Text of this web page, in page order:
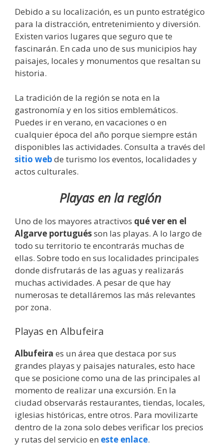
Debido a su localización, es un punto estratégico
para la distracción, entretenimiento y diversión.
Existen varios lugares que seguro que te
fascinarán. En cada uno de sus municipios hay
paisajes, locales y monumentos que resaltan su
historia.
La tradición de la región se nota en la
gastronomía y en los sitios emblemáticos.
Puedes ir en verano, en vacaciones o en
cualquier época del año porque siempre están
disponibles las actividades. Consulta a través del
sitio webde turismo los eventos, localidades y
actos culturales.
Playas en la región
Uno de los mayores atractivos qué ver en el
Algarve portuguésson las playas. A lo largo de
todo su territorio te encontrarás muchas de
ellas. Sobre todo en sus localidades principales
donde disfrutarás de las aguas y realizarás
muchas actividades. A pesar de que hay
numerosas te detalláremos las más relevantes
por zona.
Playas en Albufeira
Albufeira es un área que destaca por sus
grandes playas y paisajes naturales, esto hace
que se posicione como una de las principales al
momento de realizar una excursión. En la
ciudad observarás restaurantes, tiendas, locales,
iglesias históricas, entre otros. Para movilizarte
dentro de la zona solo debes verificar los precios
y rutas del servicio en este enlace.